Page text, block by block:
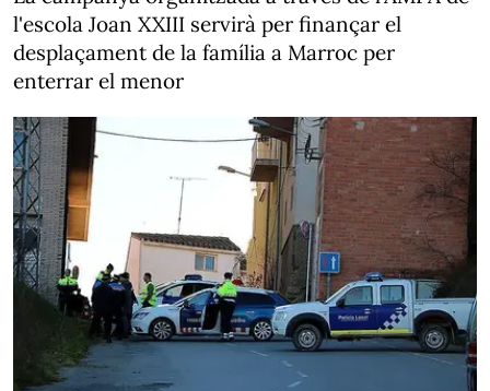
l'escola Joan XXIII servirà per finançar el
desplaçament de la família a Marroc per
enterrar el menor